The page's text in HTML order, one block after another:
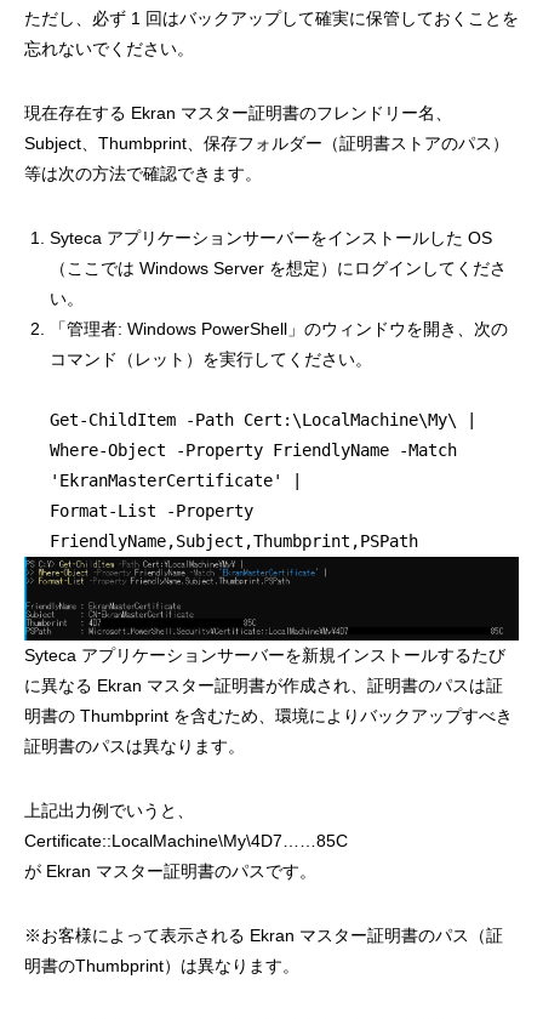
ただし、必ず 1 回はバックアップして確実に保管しておくことを
忘れないでください。
現在存在する Ekran マスター証明書のフレンドリー名、
Subject、Thumbprint、保存フォルダー（証明書ストアのパス）
等は次の方法で確認できます。
Syteca アプリケーションサーバーをインストールした OS
（ここでは Windows Server を想定）にログインしてくださ
い。
「管理者: Windows PowerShell」のウィンドウを開き、次の
コマンド（レット）を実行してください。
Get-ChildItem -Path Cert:\LocalMachine\My\ |
Where-Object -Property FriendlyName -Match
'EkranMasterCertificate' |
Format-List -Property
FriendlyName,Subject,Thumbprint,PSPath
Syteca アプリケーションサーバーを新規インストールするたび
に異なる Ekran マスター証明書が作成され、証明書のパスは証
明書の Thumbprint を含むため、環境によりバックアップすべき
証明書のパスは異なります。
上記出力例でいうと、
Certificate::LocalMachine\My\4D7……85C
が Ekran マスター証明書のパスです。
※お客様によって表示される Ekran マスター証明書のパス（証
明書のThumbprint）は異なります。